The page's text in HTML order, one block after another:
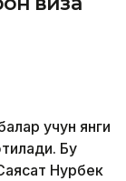
учун янги
Бу
Нурбек